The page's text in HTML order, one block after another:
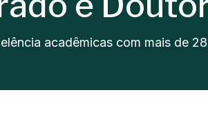
acadêmicas com mais de